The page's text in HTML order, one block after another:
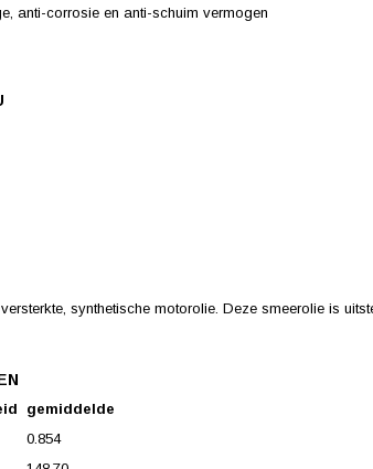
anti-corrosie en anti-schuim vermogen
synthetische motorolie. Deze smeerolie is
gemiddelde
0.854